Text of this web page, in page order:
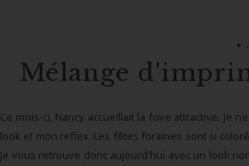
Mélange
Ce mois-ci, Nancy accueillait la foire attractive. Je
look et mon reflex. Les fêtes foraines sont si
Je vous retrouve donc aujourd'hui avec un look